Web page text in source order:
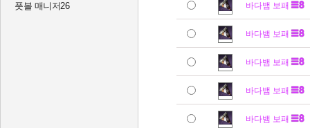
풋볼 매니저26
바다뱀 보패
바다뱀 보패
바다뱀 보패
바다뱀 보패
바다뱀 보패